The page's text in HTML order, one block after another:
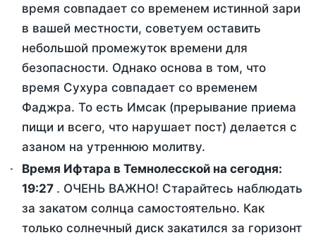
время совпадает со временем истинной зари
в вашей местности, советуем оставить
небольшой промежуток времени для
безопасности. Однако основа в том, что
время Сухура совпадает со временем
Фаджра. То есть Имсак (прерывание приема
пищи и всего, что нарушает пост) делается с
азаном на утреннюю молитву.
Время Ифтара в Темнолесской на сегодня:
19:27 . ОЧЕНЬ ВАЖНО! Старайтесь наблюдать
за закатом солнца самостоятельно. Как
только солнечный диск закатился за горизонт